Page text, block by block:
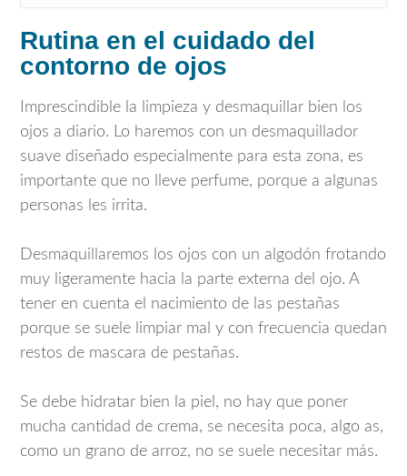
Rutina en el cuidado del
contorno de ojos
Imprescindible la limpieza y desmaquillar bien los
ojos a diario. Lo haremos con un desmaquillador
suave diseñado especialmente para esta zona, es
importante que no lleve perfume, porque a algunas
personas les irrita.
Desmaquillaremos los ojos con un algodón frotando
muy ligeramente hacia la parte externa del ojo. A
tener en cuenta el nacimiento de las pestañas
porque se suele limpiar mal y con frecuencia quedan
restos de mascara de pestañas.
Se debe hidratar bien la piel, no hay que poner
mucha cantidad de crema, se necesita poca, algo as,
como un grano de arroz, no se suele necesitar más.